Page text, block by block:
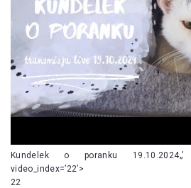
Kundelek o poranku 19.10.2024„’
video_index=’22’>
22